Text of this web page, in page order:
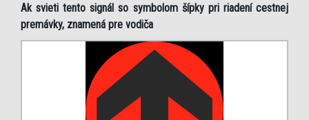
Ak svieti tento signál so symbolom šípky pri riadení cestnej
premávky, znamená pre vodiča